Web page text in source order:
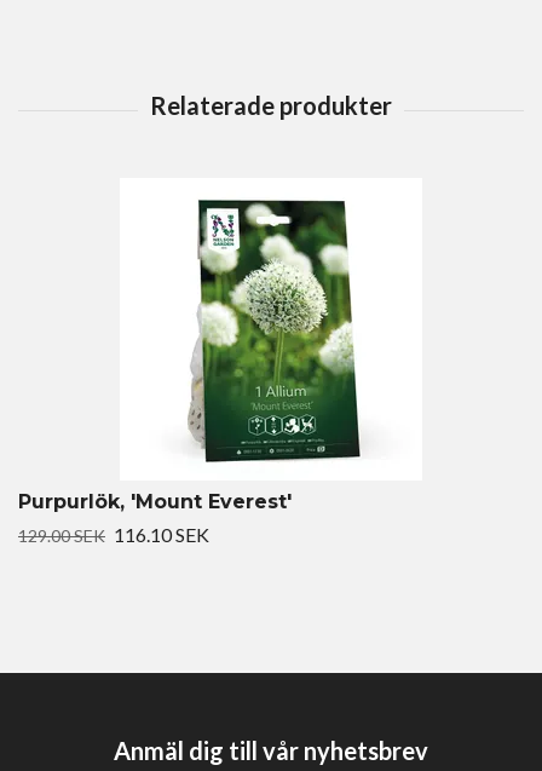
Purpurlök, 'Mount Everest'
129.00 SEK 116.10 SEK
Anmäl dig till vår nyhetsbrev